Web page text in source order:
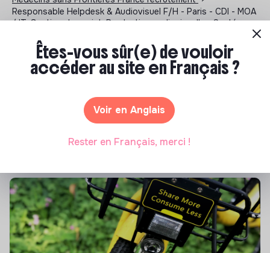
Responsable Helpdesk & Audiovisuel F/H - Paris - CDI - MOA
/ IT, Gestion de projet, Production audiovisuelle - Santé -
Tu souhaites te réorienter mais tu ne sais pas par où
commencer ? Pas de panique, on te propose une
sélection de formations aux métiers de la transition
Êtes-vous sûr(e) de vouloir
accéder au site en Français ?
Voir en Anglais
Rester en Français, merci !